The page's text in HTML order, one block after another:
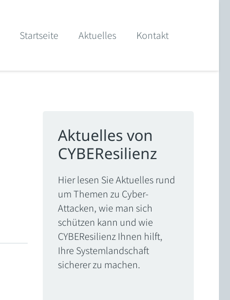
Startseite Aktuelles Kontakt
Aktuelles von
CYBEResilienz
Hier lesen Sie Aktuelles rund
um Themen zu Cyber-
Attacken, wie man sich
schützen kann und wie
CYBEResilienz Ihnen hilft,
Ihre Systemlandschaft
sicherer zu machen.